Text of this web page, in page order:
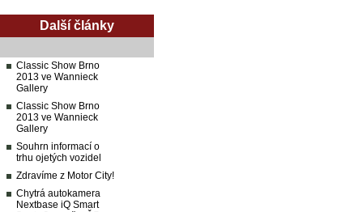
Další články
Classic Show Brno
2013 ve Wannieck
Gallery
Classic Show Brno
2013 ve Wannieck
Gallery
Souhrn informací o
trhu ojetých vozidel
Zdravíme z Motor City!
Chytrá autokamera
Nextbase iQ Smart